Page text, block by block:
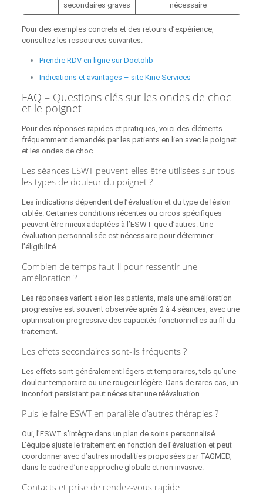
secondaires graves
nécessaire
Pour des exemples concrets et des retours d’expérience,
consultez les ressources suivantes:
Prendre RDV en ligne sur Doctolib
Indications et avantages – site Kine Services
FAQ – Questions clés sur les ondes de choc
et le poignet
Pour des réponses rapides et pratiques, voici des éléments
fréquemment demandés par les patients en lien avec le poignet
et les ondes de choc.
Les séances ESWT peuvent-elles être utilisées sur tous
les types de douleur du poignet ?
Les indications dépendent de l’évaluation et du type de lésion
ciblée. Certaines conditions récentes ou circos spécifiques
peuvent être mieux adaptées à l’ESWT que d’autres. Une
évaluation personnalisée est nécessaire pour déterminer
l’éligibilité.
Combien de temps faut-il pour ressentir une
amélioration ?
Les réponses varient selon les patients, mais une amélioration
progressive est souvent observée après 2 à 4 séances, avec une
optimisation progressive des capacités fonctionnelles au fil du
traitement.
Les effets secondaires sont-ils fréquents ?
Les effets sont généralement légers et temporaires, tels qu’une
douleur temporaire ou une rougeur légère. Dans de rares cas, un
inconfort persistant peut nécessiter une réévaluation.
Puis-je faire ESWT en parallèle d’autres thérapies ?
Oui, l’ESWT s’intègre dans un plan de soins personnalisé.
L’équipe ajuste le traitement en fonction de l’évaluation et peut
coordonner avec d’autres modalities proposées par TAGMED,
dans le cadre d’une approche globale et non invasive.
Contacts et prise de rendez-vous rapide